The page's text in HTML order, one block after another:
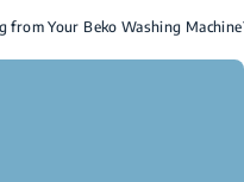
from Your Beko Washing